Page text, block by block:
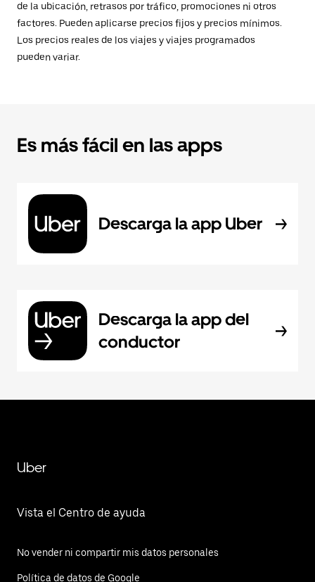
de la ubicación, retrasos por tráfico, promociones ni otros
factores. Pueden aplicarse precios fijos y precios mínimos.
Los precios reales de los viajes y viajes programados
pueden variar.
Es más fácil en las apps
Descarga la app Uber
Descarga la app del
conductor
Uber
Vista el Centro de ayuda
No vender ni compartir mis datos personales
Política de datos de Google